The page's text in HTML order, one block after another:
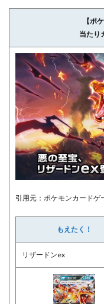
【ポ
当たり
引用元：ポケモンカードゲ
もえたく！
リザードンex